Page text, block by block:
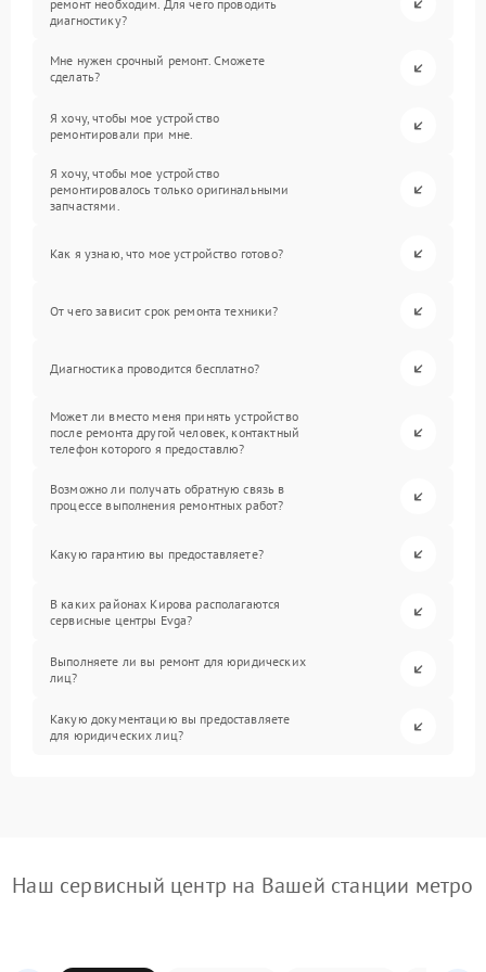
ремонт необходим. Для чего проводить
диагностику?
Мне нужен срочный ремонт. Сможете
сделать?
Я хочу, чтобы мое устройство
ремонтировали при мне.
Я хочу, чтобы мое устройство
ремонтировалось только оригинальными
запчастями.
Как я узнаю, что мое устройство готово?
От чего зависит срок ремонта техники?
Диагностика проводится бесплатно?
Может ли вместо меня принять устройство
после ремонта другой человек, контактный
телефон которого я предоставлю?
Возможно ли получать обратную связь в
процессе выполнения ремонтных работ?
Какую гарантию вы предоставляете?
В каких районах Кирова располагаются
сервисные центры Evga?
Выполняете ли вы ремонт для юридических
лиц?
Какую документацию вы предоставляете
для юридических лиц?
Наш сервисный центр на Вашей станции метро